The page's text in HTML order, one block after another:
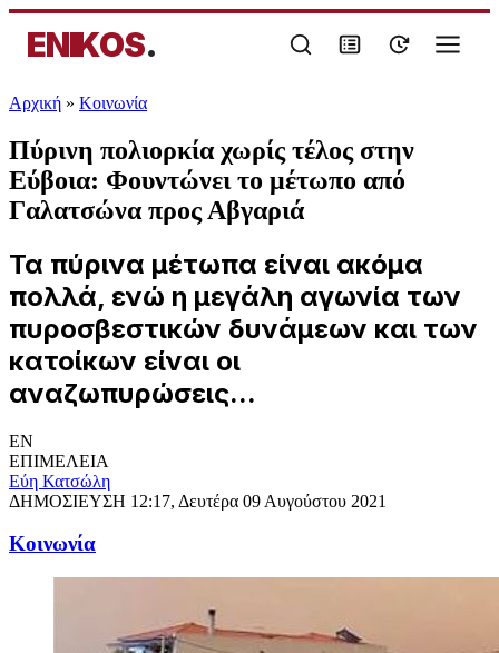
ENIKOS.
Αρχική » Κοινωνία
Πύρινη πολιορκία χωρίς τέλος στην
Εύβοια: Φουντώνει το μέτωπο από
Γαλατσώνα προς Αβγαριά
Τα πύρινα μέτωπα είναι ακόμα
πολλά, ενώ η μεγάλη αγωνία των
πυροσβεστικών δυνάμεων και των
κατοίκων είναι οι
αναζωπυρώσεις...
EN
ΕΠΙΜΕΛΕΙΑ
Εύη Κατσώλη
ΔΗΜΟΣΙΕΥΣΗ 12:17, Δευτέρα 09 Αυγούστου 2021
Κοινωνία